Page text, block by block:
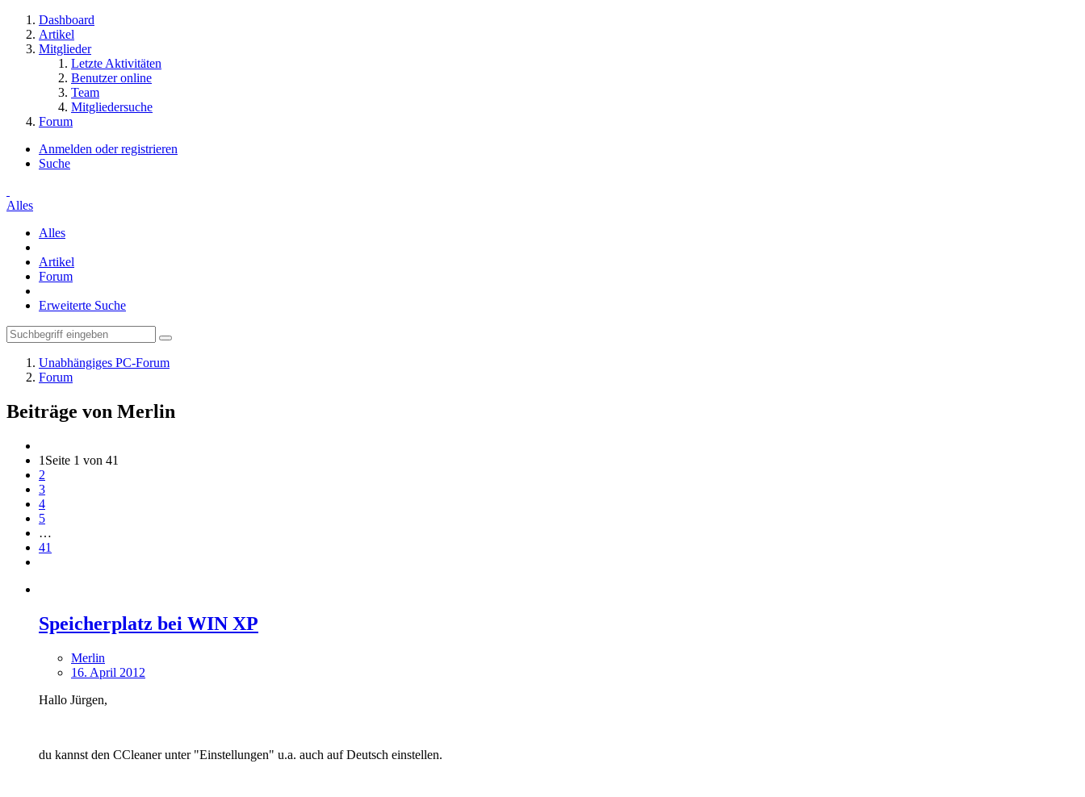
Dashboard
Artikel
Mitglieder
Letzte Aktivitäten
Benutzer online
Team
Mitgliedersuche
Forum
Anmelden oder registrieren
Suche
Alles
Alles
Artikel
Forum
Erweiterte Suche
Unabhängiges PC-Forum
Forum
Beiträge von Merlin
1 Seite 1 von 41
2
3
4
5
…
41
Speicherplatz bei WIN XP
Merlin
16. April 2012
Hallo Jürgen,
du kannst den CCleaner unter "Einstellungen" u.a. auch auf Deutsch einstellen.